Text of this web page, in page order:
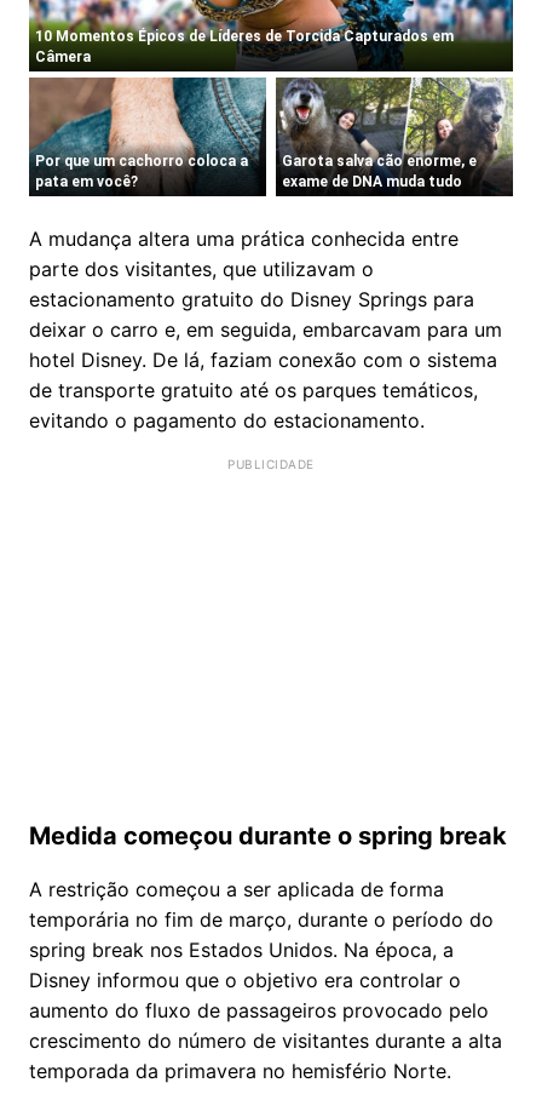
A mudança altera uma prática conhecida entre
parte dos visitantes, que utilizavam o
estacionamento gratuito do Disney Springs para
deixar o carro e, em seguida, embarcavam para um
hotel Disney. De lá, faziam conexão com o sistema
de transporte gratuito até os parques temáticos,
evitando o pagamento do estacionamento.
Medida começou durante o spring break
A restrição começou a ser aplicada de forma
temporária no fim de março, durante o período do
spring break nos Estados Unidos. Na época, a
Disney informou que o objetivo era controlar o
aumento do fluxo de passageiros provocado pelo
crescimento do número de visitantes durante a alta
temporada da primavera no hemisfério Norte.